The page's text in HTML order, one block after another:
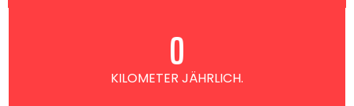
KILOMETER JÄHRLICH.
0